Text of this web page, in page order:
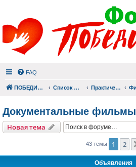
FAQ
ПОБЕДИШЬ.РУ Список форумов Практический раздел
Документальные фильмы
Новая тема
43 темы 1 2
Объявления